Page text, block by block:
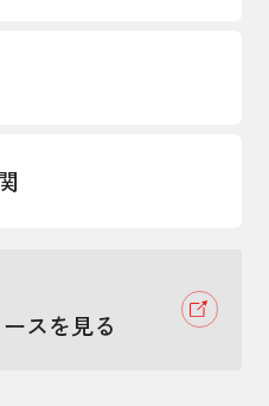
スを見る